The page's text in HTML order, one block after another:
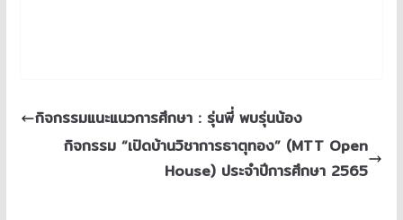
กิจกรรมแนะแนวการศึกษา : รุ่นพี่ พบรุ่นน้อง
กิจกรรม “เปิดบ้านวิชาการธาตุทอง” (MTT Open
House) ประจำปีการศึกษา 2565